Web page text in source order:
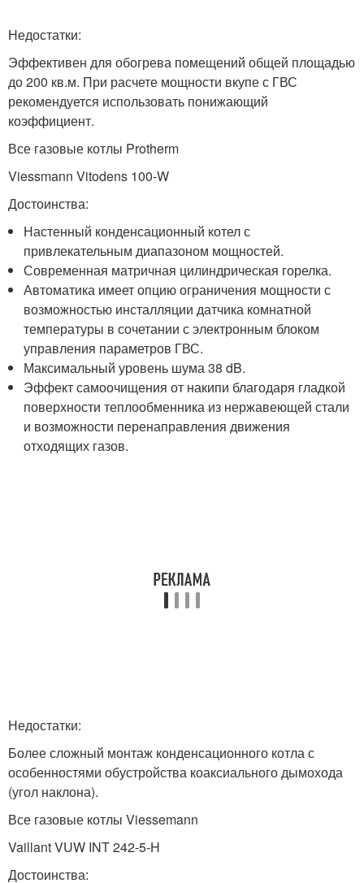
Недостатки:
Эффективен для обогрева помещений общей площадью
до 200 кв.м. При расчете мощности вкупе с ГВС
рекомендуется использовать понижающий
коэффициент.
Все газовые котлы Protherm
Viessmann Vitodens 100-W
Достоинства:
Настенный конденсационный котел с
привлекательным диапазоном мощностей.
Современная матричная цилиндрическая горелка.
Автоматика имеет опцию ограничения мощности с
возможностью инсталляции датчика комнатной
температуры в сочетании с электронным блоком
управления параметров ГВС.
Максимальный уровень шума 38 dB.
Эффект самоочищения от накипи благодаря гладкой
поверхности теплообменника из нержавеющей стали
и возможности перенаправления движения
отходящих газов.
Недостатки:
Более сложный монтаж конденсационного котла с
особенностями обустройства коаксиального дымохода
(угол наклона).
Все газовые котлы Viessemann
Vaillant VUW INT 242-5-H
Достоинства: